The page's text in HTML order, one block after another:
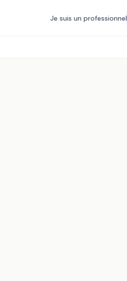
Je suis un professionnel